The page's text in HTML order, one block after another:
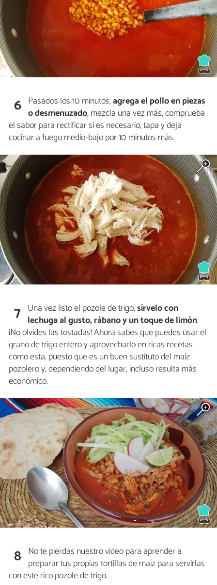
6 Pasados los 10 minutos,agrega el pollo en piezas
o desmenuzado, mezcla una vez más, comprueba
el sabor para rectificar si es necesario, tapa y deja
cocinar a fuego medio-bajo por 10 minutos más.
7 Una vez listo el pozole de trigo,sírvelo con
lechuga al gusto, rábano y un toque de limón.
¡No olvides las tostadas! Ahora sabes que puedes usar el
grano de trigo entero y aprovecharlo en ricas recetas
como esta, puesto que es un buen sustituto del maíz
pozolero y, dependiendo del lugar, incluso resulta más
económico.
8 No te pierdas nuestro vídeo para aprender a
preparar tus propias tortillas de maíz para servirlas
con este rico pozole de trigo.